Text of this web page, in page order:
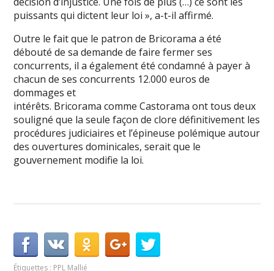
puissants qui dictent leur loi », a-t-il affirmé.
Outre le fait que le patron de Bricorama a été
débouté de sa demande de faire fermer ses
concurrents, il a également été condamné à payer à
chacun de ses concurrents 12.000 euros de
dommages et
intérêts. Bricorama comme Castorama ont tous deux
souligné que la seule façon de clore définitivement les
procédures judiciaires et l’épineuse polémique autour
des ouvertures dominicales, serait que le
gouvernement modifie la loi.
Étiquettes : PPL Mallié